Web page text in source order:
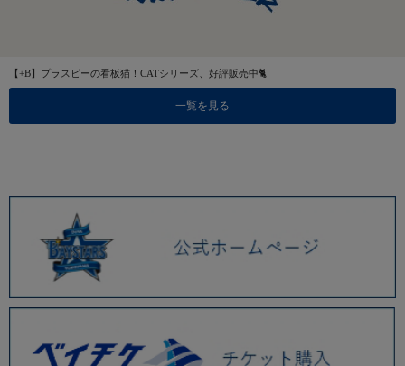
【+B】プラスビーの看板猫！CATシリーズ、好評販売中🐈
一覧を見る